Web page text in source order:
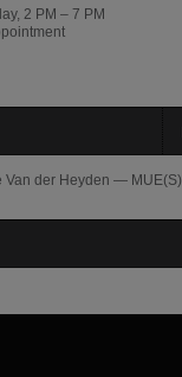
2 PM – 7 PM
Van der Heyden — MUE(S)